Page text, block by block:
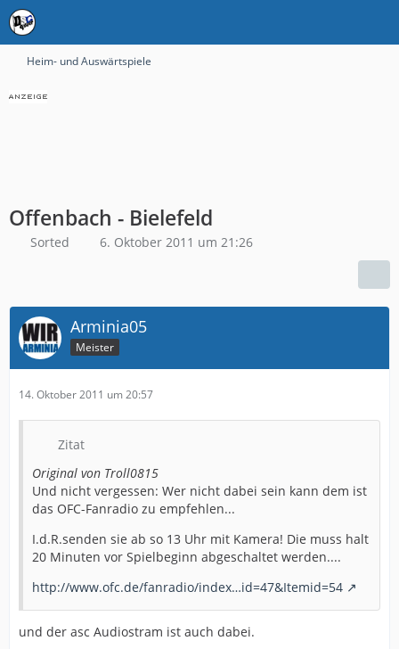
Heim- und Auswärtspiele
Offenbach - Bielefeld
Sorted 6. Oktober 2011 um 21:26
Arminia05
Meister
14. Oktober 2011 um 20:57
Zitat
Original von Troll0815
Und nicht vergessen: Wer nicht dabei sein kann dem ist
das OFC-Fanradio zu empfehlen...
I.d.R.senden sie ab so 13 Uhr mit Kamera! Die muss halt
20 Minuten vor Spielbeginn abgeschaltet werden....
http://www.ofc.de/fanradio/index…id=47&Itemid=54
und der asc Audiostram ist auch dabei.